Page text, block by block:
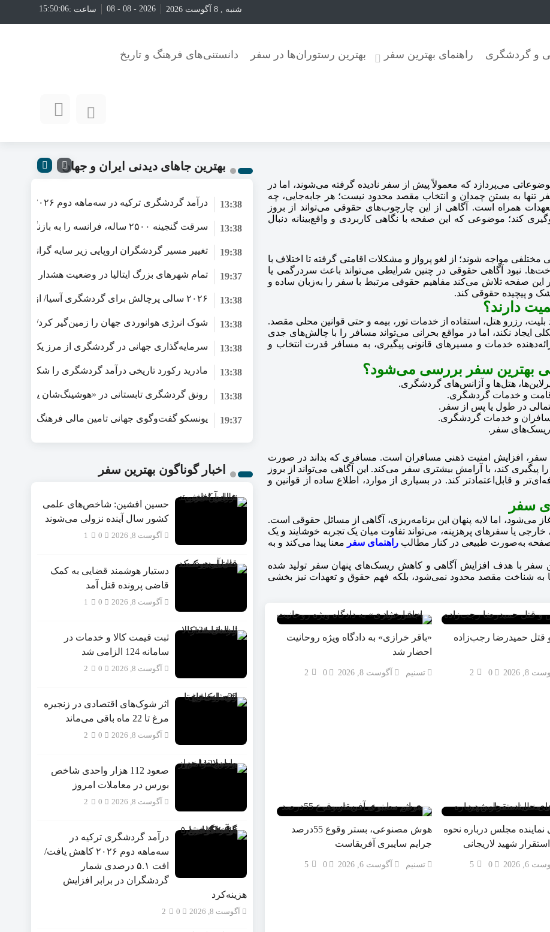
شنبه , 8 آگوست 2026 2026 - 08 - 08 ساعت :15:50:07
و گردشگری راهنمای بهترین سفر بهترین رستوران‌ها در سفر دانستنی‌های فرهنگ و تاریخ
می‌پردازد که معمولاً پیش از سفر نادیده گرفته می‌شوند، اما در
تنها به بستن چمدان و انتخاب مقصد محدود نیست؛ هر جابه‌جایی، چه
همراه است. آگاهی از این چارچوب‌های حقوقی می‌تواند از بروز
کند؛ موضوعی که این صفحه با نگاهی کاربردی و واقع‌بینانه دنبال
مواجه شوند؛ از لغو پرواز و مشکلات اقامتی گرفته تا اختلاف با
نبود آگاهی حقوقی در چنین شرایطی می‌تواند باعث سردرگمی یا
صفحه تلاش می‌کند مفاهیم حقوقی مرتبط با سفر را به‌زبان ساده و
و پیچیده حقوقی کند.
دارند؟
رزرو هتل، استفاده از خدمات تور، بیمه و حتی قوانین محلی مقصد.
نکند، اما در مواقع بحرانی می‌تواند مسافر را با چالش‌های جدی
خدمات و مسیرهای قانونی پیگیری، به مسافر قدرت انتخاب و
بهترین سفر بررسی می‌شود؟
هتل‌ها و آژانس‌های گردشگری.
و خدمات گردشگری.
در طول یا پس از سفر.
مسافران و خدمات گردشگری.
سفر.
سفر، افزایش امنیت ذهنی مسافران است. مسافری که بداند در صورت
کند، با آرامش بیشتری سفر می‌کند. این آگاهی می‌تواند از بروز
و قابل‌اعتمادتر کند. در بسیاری از موارد، اطلاع ساده از قوانین و
سفر
می‌شود، اما لایه پنهان این برنامه‌ریزی، آگاهی از مسائل حقوقی است.
یا سفرهای پرهزینه، می‌تواند تفاوت میان یک تجربه خوشایند و یک
صفحه به‌صورت طبیعی در کنار مطالب راهنمای سفر معنا پیدا می‌کند و به
با هدف افزایش آگاهی و کاهش ریسک‌های پنهان سفر تولید شده
به شناخت مقصد محدود نمی‌شود، بلکه فهم حقوق و تعهدات نیز بخشی
و قتل حمیدرضا رجب‌زاده
8, 2026
0
2
«باقر خرازی» به دادگاه ویژه روحانیت
احضار شد
تسنیم آگوست 8, 2026 0
2
نماینده مجلس درباره نحوه
شهید لاریجانی
6, 2026
0
5
هوش مصنوعی، بستر وقوع 55درصد
جرایم سایبری آفریقاست
تسنیم آگوست 6, 2026 0
5
بهترین جاهای دیدنی‌ ایران و جهان
شمار گردشگران در برابر افزایش هزینه‌کرد
13:38
سرقت گنجینه ۲۵۰۰ ساله، فرانسه را به
ارائه طرح ۳۳ ماده‌ای برای صیانت از میراث‌فرهنگی
13:38
تغییر مسیر گردشگران اروپایی زیر سایه گرانی
در مسیرهای هوایی
19:38
تمام شهرهای بزرگ ایتالیا در وضعیت هشدار قرمز
بی‌سابقه، گردشگری و زیرساخت‌های اروپا را تحت
19:37
۲۰۲۶ سالی پرچالش برای گردشگری آسیا/ از
جنگ خلیج‌فارس تا رقابت در شرق آسیا
13:38
شوک انرژی هوانوردی جهان را زمین‌گیر کرد/ گردشگری
ورشکستگی
13:38
آینده صنعت سفر با شتاب سرمایه‌گذاری جهانی
13:38
مادرید رکورد تاریخی درآمد گردشگری را شکست/
خارجی از ۱۰ میلیارد یورو فراتر رفت
13:38
رونق گردشگری تابستانی در «هوشینگ‌شان یائو»
اقلیم کوهستانی در کانون توجه گردشگران
13:38
یونسکو گفت‌وگوی جهانی تامین مالی فرهنگ را برای
در میراث‌فرهنگی آغاز کرد/ طراحی نظام نوین برای
19:37
اخبار گوناگون بهترین سفر
حسین افشین: شاخص‌های علمی
کشور سال آینده نزولی می‌شوند
آگوست 8, 2026 1
دستیار هوشمند قضایی به کمک
قاضی پرونده قتل آمد
آگوست 8, 2026 1
ثبت قیمت کالا و خدمات در
سامانه 124 الزامی شد
آگوست 8, 2026 2
اثر شوک‌های اقتصادی در زنجیره
مرغ تا 22 ماه باقی می‌ماند
آگوست 8, 2026 2
صعود 112 هزار واحدی شاخص
بورس در معاملات امروز
آگوست 8, 2026 2
درآمد گردشگری ترکیه در
سه‌ماهه دوم ۲۰۲۶ کاهش یافت/
افت ۵.۱ درصدی شمار
گردشگران در برابر افزایش
هزینه‌کرد
آگوست 8, 2026 2